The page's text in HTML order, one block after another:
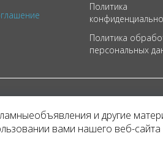
Политика
Политика
персональных
и другие
вами нашего веб-